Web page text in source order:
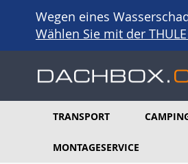
Wegen eines
Wählen Sie mit der
TRANSPORT
MONTAGESERVICE